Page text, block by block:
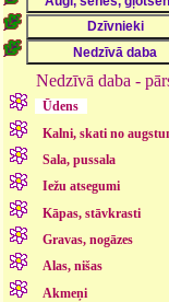
Nedzīvā daba -
Ūdens
Kalni, skati no
Sala, pussala
Iežu atsegumi
Kāpas, stāvkrasti
Gravas, nogāzes
Alas, nišas
Akmeņi